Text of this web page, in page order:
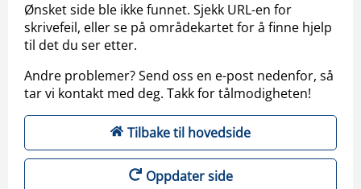
Ønsket side ble ikke funnet. Sjekk URL-en for
skrivefeil, eller se på områdekartet for å finne hjelp
til det du ser etter.
Andre problemer? Send oss en e-post nedenfor, så
tar vi kontakt med deg. Takk for tålmodigheten!
Tilbake til hovedside
Oppdater side